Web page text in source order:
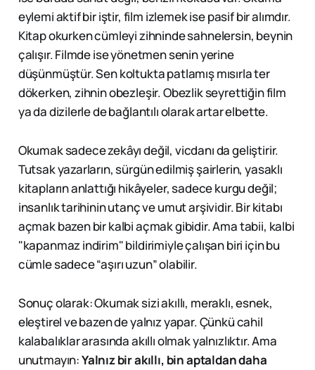
eylemi aktif bir iştir, film izlemek ise pasif bir alımdır.
Kitap okurken cümleyi zihninde sahnelersin, beynin
çalışır. Filmde ise yönetmen senin yerine
düşünmüştür. Sen koltukta patlamış mısırla ter
dökerken, zihnin obezleşir. Obezlik seyrettiğin film
ya da dizilerle de bağlantılı olarak artar elbette.
Okumak sadece zekâyı değil, vicdanı da geliştirir.
Tutsak yazarların, sürgün edilmiş şairlerin, yasaklı
kitapların anlattığı hikâyeler, sadece kurgu değil;
insanlık tarihinin utanç ve umut arşividir. Bir kitabı
açmak bazen bir kalbi açmak gibidir. Ama tabii, kalbi
"kapanmaz indirim" bildirimiyle çalışan biri için bu
cümle sadece “aşırı uzun” olabilir.
Sonuç olarak: Okumak sizi akıllı, meraklı, esnek,
eleştirel ve bazen de yalnız yapar. Çünkü cahil
kalabalıklar arasında akıllı olmak yalnızlıktır. Ama
unutmayın:Yalnız bir akıllı, bin aptaldan daha